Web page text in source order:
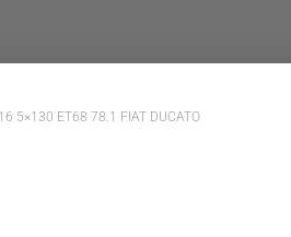
5×130 ET68 78.1 FIAT DUCATO